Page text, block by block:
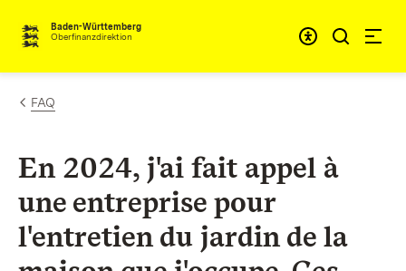
Passer au contenu
Baden-Württemberg
Oberfinanzdirektion
FAQ
En 2024, j'ai fait appel à
une entreprise pour
l'entretien du jardin de la